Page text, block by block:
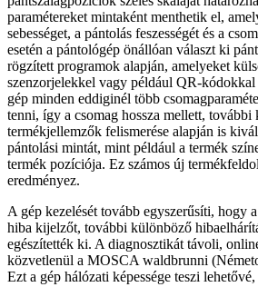
paramétereket mintaként menthetik el,
sebességet, a pántolás feszességét és a
esetén a pántológép önállóan választ ki
rögzített programok alapján, amelyeket
szenzorjelekkel vagy például QR-
gép minden eddiginél több
tenni, így a csomag hossza mellett, további
termékjellemzők felismerése alapján is
pán­tolási mintát, mint például a termék
termék pozíciója. Ez számos új
eredményez.
A gép kezelését tovább egyszerűsíti, hogy
hiba kijelzőt, további különböző
egészítették ki. A diagnosztikát távoli,
közvetlenül a MOSCA waldbrunni
Ezt a gép há­lózati képessége teszi